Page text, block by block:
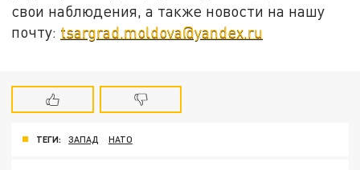
свои наблюдения, а также новости на нашу
почту: tsargrad.moldova@yandex.ru
ТЕГИ: ЗАПАД НАТО